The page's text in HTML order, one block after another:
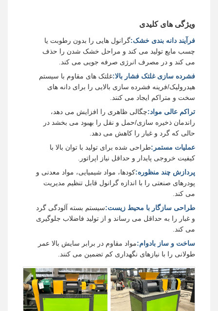
ویژگی های کلیدی
فرآیند دانه بندی خشک:گرانول هایی را بدون رطوبت یا
چسب مایع تولید می کند و مراحل خشک شدن را حذف
می کند و در مصرف انرژی صرفه جویی می کند.
فشرده سازی غلتک فشار بالا:غلتک های مقاوم با سیستم
هیدرولیک/فرینه فشرده سازی بالایی را برای دانه های
سخت و متراکم ایجاد می کنند.
تراکم عالی مواد: چگالی ظاهری را افزایش می دهد،
راندمان ذخیره سازی/حمل و نقل را بهبود می بخشد در
حالی که گرد و غبار را کاهش می دهد.
عملیات مستمر:طراحی شده برای تولید با توان بالا با
کیفیت خروجی پایدار و حداقل نیاز اپراتور.
پردازش چند منظوره:کودها، مواد شیمیایی، مواد معدنی و
پودرهای صنعتی را با اندازه گرانول قابل تنظیم مدیریت
می کند.
طراحی سازگار با محیط زیست:سیستم بسته آلودگی گرد
و غبار را به حداقل می رساند و از تولید فاضلاب جلوگیری
می کند.
ساخت و ساز بادوام:مواد مقاوم در برابر سایش بالا عمر
طولانی را با نیازهای نگهداری کم تضمین می کنند.